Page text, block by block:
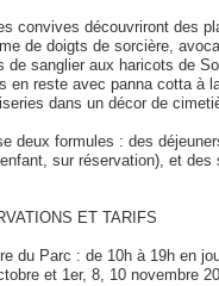
convives découvriront des
de doigts de sorcière,
de sanglier aux haricots de
en reste avec panna cotta à
dans un décor de
deux formules : des
sur réservation), et
ET TARIFS
du Parc : de 10h à 19h en
et 1er, 8, 10 novembre